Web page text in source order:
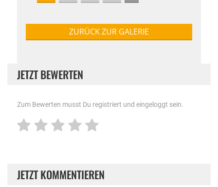
ZURÜCK ZUR GALERIE
JETZT BEWERTEN
Zum Bewerten musst Du registriert und eingeloggt sein.
JETZT KOMMENTIEREN